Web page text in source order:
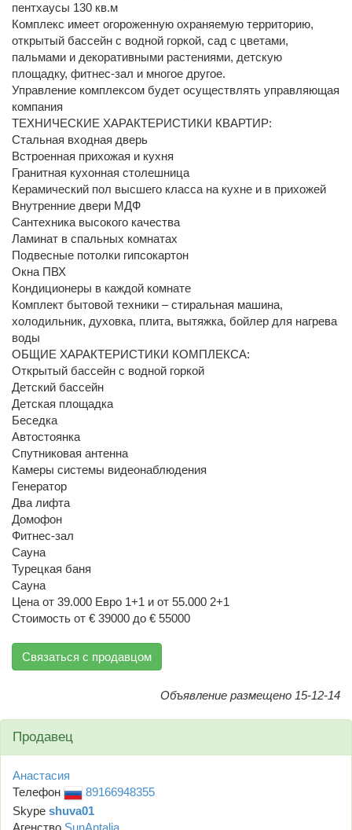
пентхаусы 130 кв.м
Комплекс имеет огороженную охраняемую территорию,
открытый бассейн с водной горкой, сад с цветами,
пальмами и декоративными растениями, детскую
площадку, фитнес-зал и многое другое.
Управление комплексом будет осуществлять управляющая
компания
ТЕХНИЧЕСКИЕ ХАРАКТЕРИСТИКИ КВАРТИР:
Стальная входная дверь
Встроенная прихожая и кухня
Гранитная кухонная столешница
Керамический пол высшего класса на кухне и в прихожей
Внутренние двери МДФ
Сантехника высокого качества
Ламинат в спальных комнатах
Подвесные потолки гипсокартон
Окна ПВХ
Кондиционеры в каждой комнате
Комплект бытовой техники – стиральная машина,
холодильник, духовка, плита, вытяжка, бойлер для нагрева
воды
ОБЩИЕ ХАРАКТЕРИСТИКИ КОМПЛЕКСА:
Открытый бассейн с водной горкой
Детский бассейн
Детская площадка
Беседка
Автостоянка
Спутниковая антенна
Камеры системы видеонаблюдения
Генератор
Два лифта
Домофон
Фитнес-зал
Сауна
Турецкая баня
Сауна
Цена от 39.000 Евро 1+1 и от 55.000 2+1
Стоимость от € 39000 до € 55000
Связаться с продавцом
Объявление размещено 15-12-14
Продавец
Анастасия
Телефон
89166948355
Skype shuva01
Агенство SunAntalia